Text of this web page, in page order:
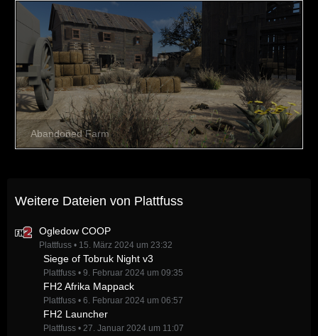
Weitere Dateien von Plattfuss
Ogledow COOP
Plattfuss 15. März 2024 um 23:32
Siege of Tobruk Night v3
Plattfuss 9. Februar 2024 um 09:35
FH2 Afrika Mappack
Plattfuss 6. Februar 2024 um 06:57
FH2 Launcher
Plattfuss 27. Januar 2024 um 11:07